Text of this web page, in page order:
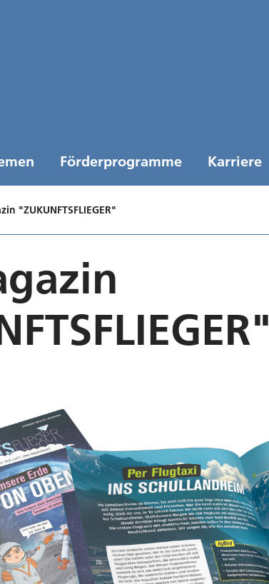
Förderprogramme Karriere
"ZUKUNFTSFLIEGER"